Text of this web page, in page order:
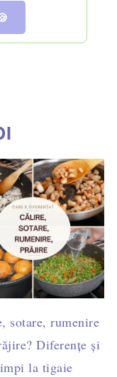
sotare, rumenire
Diferențe și
la tigaie